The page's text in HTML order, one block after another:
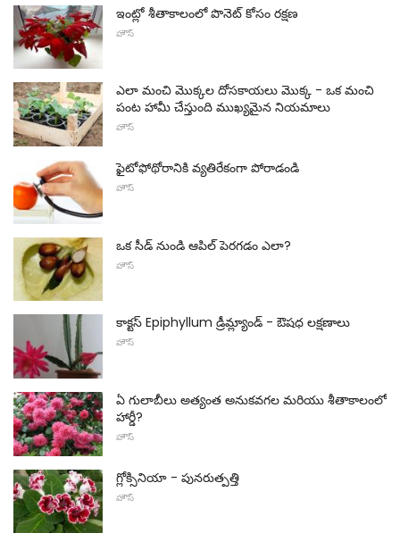
ఇంట్లో శీతాకాలంలో పొనెట్ కోసం రక్షణ
హౌస్
ఎలా మంచి మొక్కల దోసకాయలు మొక్క - ఒక మంచి
పంట హామీ చేస్తుంది ముఖ్యమైన నియమాలు
హౌస్
ఫైటోఫోథోరానికి వ్యతిరేకంగా పోరాడండి
హౌస్
ఒక సీడ్ నుండి ఆపిల్ పెరగడం ఎలా?
హౌస్
కాక్టస్ Epiphyllum డ్రీమ్ల్యాండ్ - ఔషధ లక్షణాలు
హౌస్
ఏ గులాబీలు అత్యంత అనుకవగల మరియు శీతాకాలంలో
హార్డీ?
హౌస్
గ్లోక్సినియా - పునరుత్పత్తి
హౌస్